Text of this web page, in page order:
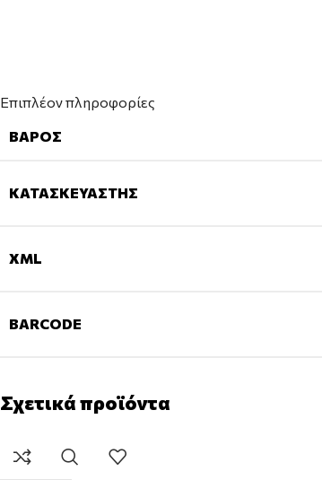
Επιπλέον πληροφορίες
ΒΆΡΟΣ
ΚΑΤΑΣΚΕΥΑΣΤΉΣ
XML
BARCODE
Σχετικά προϊόντα